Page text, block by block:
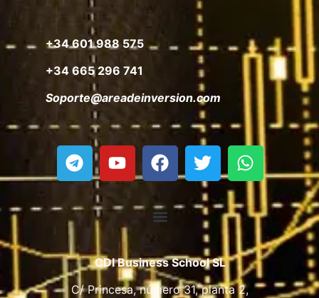
+34 601 988 575
+34 665 296 741
Soporte@areadeinversion.com
CDI Business School SL
C/ Princesa, número 31, planta 2,